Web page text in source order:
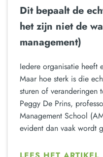
Dit bepaalt de
het zijn niet de
management)
Iedere organisatie heeft
Maar hoe sterk is die
sturen of veranderingen
Peggy De Prins,
Management School
evident dan vaak wordt